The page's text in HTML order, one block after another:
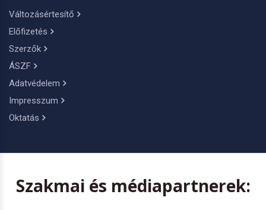
Változásértesítő
Előfizetés
Szerzők
ÁSZF
Adatvédelem
Impresszum
Oktatás
Szakmai és médiapartnerek: